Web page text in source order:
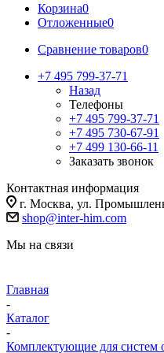
Корзина0
Отложенные0
Сравнение товаров0
+7 495 799-37-71
Назад
Телефоны
+7 495 799-37-71
+7 495 730-67-91
+7 499 130-66-11
Заказать звонок
Контактная информация
г. Москва, ул.
shop@inter-him.com
Мы на связи
Главная
-
Каталог
-
Комплектующие для систем